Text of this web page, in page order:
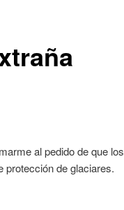
al pedido de que los
protección de glaciares.